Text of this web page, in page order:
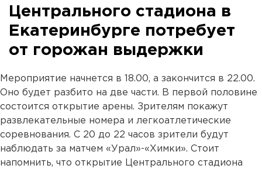
Центрального стадиона в
Екатеринбурге потребует
от горожан выдержки
Мероприятие начнется в 18.00, а закончится в 22.00.
Оно будет разбито на две части. В первой половине
состоится открытие арены. Зрителям покажут
развлекательные номера и легкоатлетические
соревнования. С 20 до 22 часов зрители будут
наблюдать за матчем «Урал»-«Химки». Стоит
напомнить, что открытие Центрального стадиона